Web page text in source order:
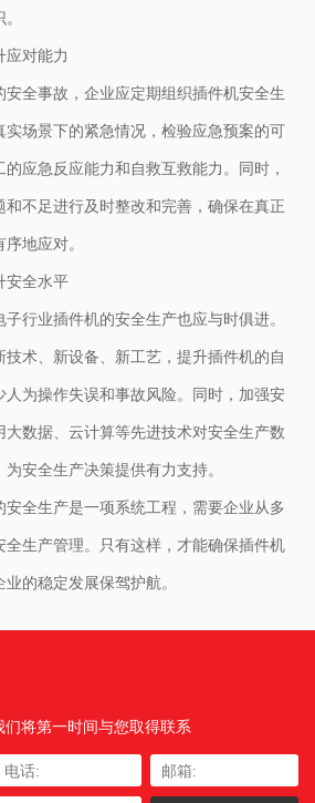
应对能力
全事故，企业应定期组织插件机安全生
场景下的紧急情况，检验应急预案的可
应急反应能力和自救互救能力。同时，
不足进行及时整改和完善，确保在真正
地应对。
安全水平
行业插件机的安全生产也应与时俱进。
术、新设备、新工艺，提升插件机的自
为操作失误和事故风险。同时，加强安
数据、云计算等先进技术对安全生产数
安全生产决策提供有力支持。
全生产是一项系统工程，需要企业从多
生产管理。只有这样，才能确保插件机
的稳定发展保驾护航。
们将第一时间与您取得联系